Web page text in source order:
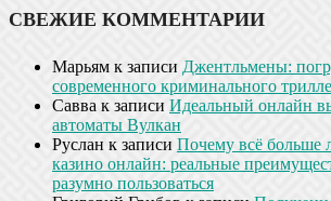
СВЕЖИЕ КОММЕНТАРИИ
Марьям к записи Джентльмены:
современного криминального
Савва к записи Идеальный онлайн
автоматы Вулкан
Руслан к записи Почему всё больше
казино онлайн: реальные
разумно пользоваться